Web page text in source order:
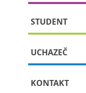
STUDENT
UCHAZEČ
KONTAKT
Den
Publikováno: 29.